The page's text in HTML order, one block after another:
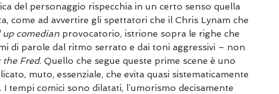
del personaggio rispecchia in un certo senso quella
come ad avvertire gli spettatori che il Chris Lynam che
up comedian provocatorio, istrione sopra le righe che
di parole dal ritmo serrato e dai toni aggressivi – non
the Fred. Quello che segue queste prime scene è uno
muto, essenziale, che evita quasi sistematicamente
I tempi comici sono dilatati, l’umorismo decisamente